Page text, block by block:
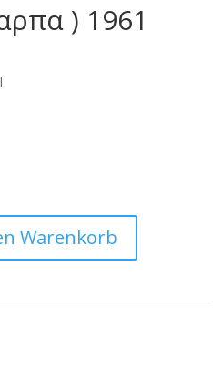
) 1961
Warenkorb